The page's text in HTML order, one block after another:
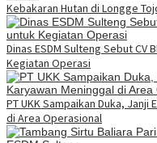
Kebakaran Hutan di Longge
Dinas ESDM Sulteng Sebut CV
Kegiatan Operasi
PT UKK Sampaikan Duka, Janji
di Area Operasional